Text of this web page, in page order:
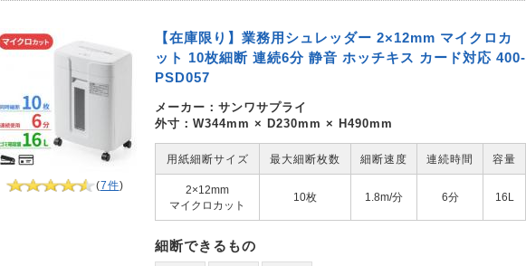
(7件)
【在庫限り】業務用シュレッダー 2×12mm マイクロカ
ット 10枚細断 連続6分 静音 ホッチキス カード対応 400-
PSD057
メーカー： サンワサプライ
外寸：W344mm × D230mm × H490mm
用紙細断サイズ 最大細断枚数 細断速度 連続時間 容量
2×12mm
マイクロカット
10枚 1.8m/分 6分 16L
細断できるもの